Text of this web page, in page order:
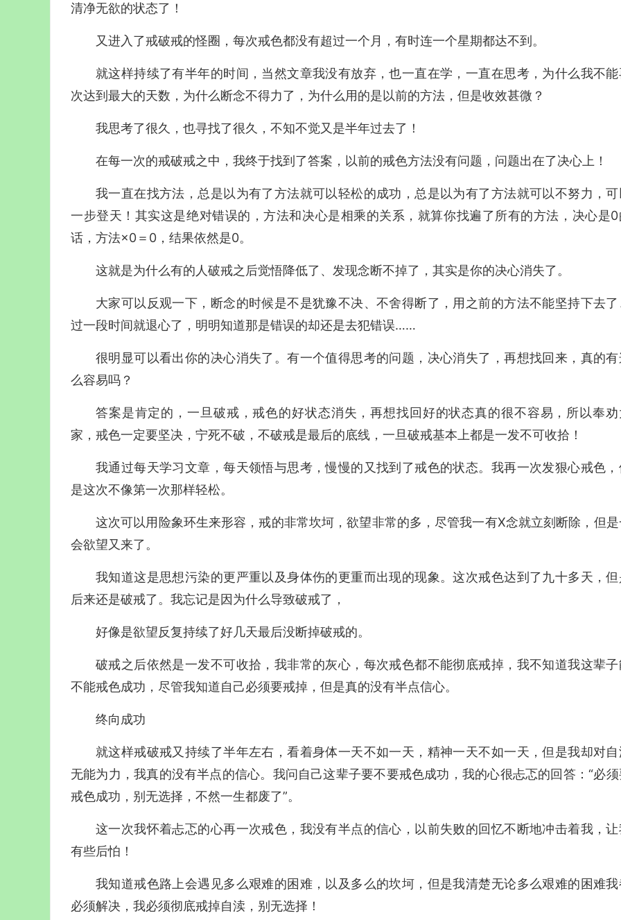
清净无欲的状态了！
又进入了戒破戒的怪圈，每次戒色都没有超过一个月，有时连一个星期都达不到。
就这样持续了有半年的时间，当然文章我没有放弃，也一直在学，一直在思考，为什么我不
次达到最大的天数，为什么断念不得力了，为什么用的是以前的方法，但是收效甚微？
我思考了很久，也寻找了很久，不知不觉又是半年过去了！
在每一次的戒破戒之中，我终于找到了答案，以前的戒色方法没有问题，问题出在了决心上！
我一直在找方法，总是以为有了方法就可以轻松的成功，总是以为有了方法就可以不努力，可
一步登天！其实这是绝对错误的，方法和决心是相乘的关系，就算你找遍了所有的方法，决心是0
话，方法×0＝0，结果依然是0。
这就是为什么有的人破戒之后觉悟降低了、发现念断不掉了，其实是你的决心消失了。
大家可以反观一下，断念的时候是不是犹豫不决、不舍得断了，用之前的方法不能坚持下去了
过一段时间就退心了，明明知道那是错误的却还是去犯错误……
很明显可以看出你的决心消失了。有一个值得思考的问题，决心消失了，再想找回来，真的
么容易吗？
答案是肯定的，一旦破戒，戒色的好状态消失，再想找回好的状态真的很不容易，所以奉劝
家，戒色一定要坚决，宁死不破，不破戒是最后的底线，一旦破戒基本上都是一发不可收拾！
我通过每天学习文章，每天领悟与思考，慢慢的又找到了戒色的状态。我再一次发狠心戒色，
是这次不像第一次那样轻松。
这次可以用险象环生来形容，戒的非常坎坷，欲望非常的多，尽管我一有X念就立刻断除，但是
会欲望又来了。
我知道这是思想污染的更严重以及身体伤的更重而出现的现象。这次戒色达到了九十多天，但
后来还是破戒了。我忘记是因为什么导致破戒了，
好像是欲望反复持续了好几天最后没断掉破戒的。
破戒之后依然是一发不可收拾，我非常的灰心，每次戒色都不能彻底戒掉，我不知道我这辈
不能戒色成功，尽管我知道自己必须要戒掉，但是真的没有半点信心。
终向成功
就这样戒破戒又持续了半年左右，看着身体一天不如一天，精神一天不如一天，但是我却对
无能为力，我真的没有半点的信心。我问自己这辈子要不要戒色成功，我的心很忐忑的回答：“必
戒色成功，别无选择，不然一生都废了”。
这一次我怀着忐忑的心再一次戒色，我没有半点的信心，以前失败的回忆不断地冲击着我，
有些后怕！
我知道戒色路上会遇见多么艰难的困难，以及多么的坎坷，但是我清楚无论多么艰难的困难
必须解决，我必须彻底戒掉自渎，别无选择！